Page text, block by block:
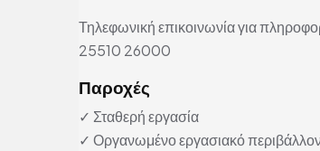
Τηλεφωνική επικοινωνία για
25510 26000
Παροχές
✓ Σταθερή εργασία
✓ Οργανωμένο εργασιακό